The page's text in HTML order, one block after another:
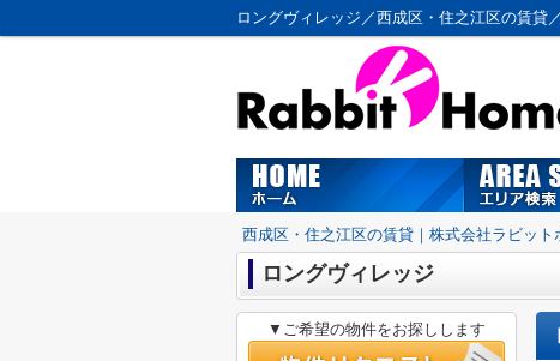
ロングヴィレッジ／西成区・住之江区の賃貸
西成区・住之江区の賃貸｜株式会社ラビット
ロングヴィレッジ
▼ご希望の物件をお探しします